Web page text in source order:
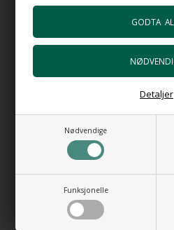
Nødvendige
Funksjonelle
Detaljer
HI-TECH Vannlås
+1.106,00 NOK
Vannlås HI-TECH
+1.967,00 NOK
Gå til varen